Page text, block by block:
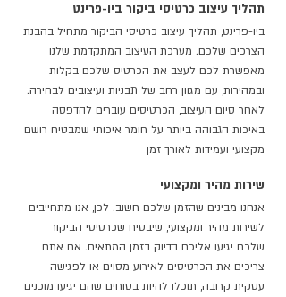
תהליך עיצוב כרטיסי ביקור ביו-פרינט
ביו-פרינט, תהליך עיצוב כרטיסי הביקור מתחיל בהבנת
הצרכים שלכם. מערכת העיצוב המתקדמת שלנו
מאפשרת לכם לעצב את הכרטיס שלכם בקלות
ובמהירות, עם מגוון רחב של תבניות ועיצובים לבחירה.
לאחר סיום העיצוב, הכרטיסים עוברים להדפסה
באיכות הגבוהה ביותר על חומר איכותי שמבטיח רושם
מקצועי ועמידות לאורך זמן
שירות מהיר ומקצועי
אנחנו מבינים שהזמן שלכם חשוב. לכן, אנו מתחייבים
לשירות מהיר ומקצועי, שיבטיח שכרטיסי הביקור
שלכם יגיעו אליכם בדיוק בזמן המתאים. אם אתם
צריכים את הכרטיסים לאירוע מסוים או לפגישה
עסקית קרובה, תוכלו להיות בטוחים שהם יגיעו מוכנים